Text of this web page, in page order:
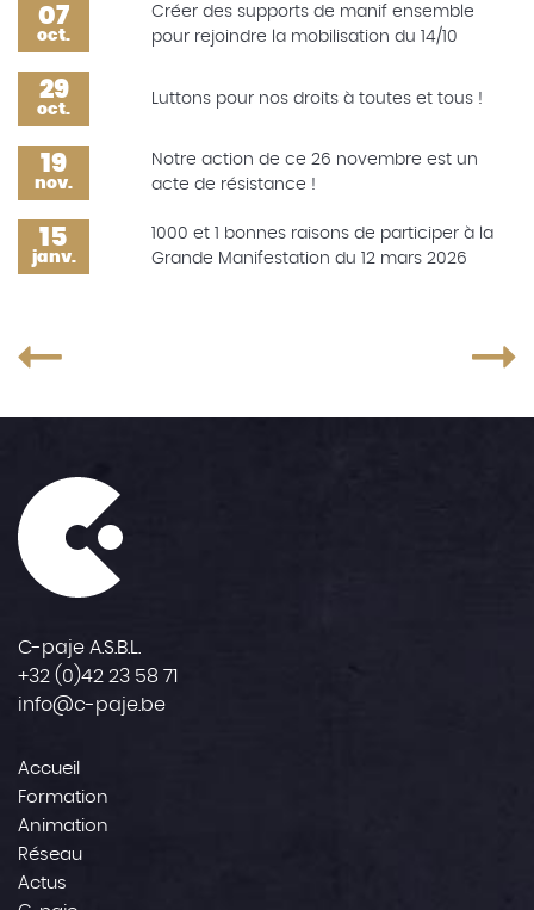
07
oct.
Créer des supports de manif ensemble
pour rejoindre la mobilisation du 14/10
29
oct.
Luttons pour nos droits à toutes et tous !
19
nov.
Notre action de ce 26 novembre est un
acte de résistance !
15
janv.
1000 et 1 bonnes raisons de participer à la
Grande Manifestation du 12 mars 2026
C-paje A.S.B.L.
+32 (0)42 23 58 71
info@c-paje.be
Accueil
Formation
Animation
Réseau
Actus